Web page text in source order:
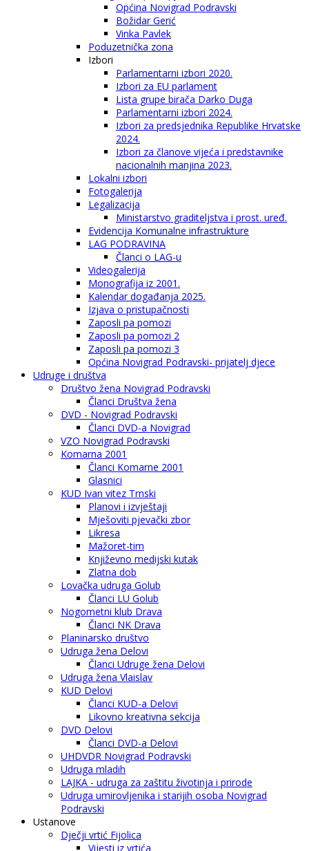
Općina Novigrad Podravski
Božidar Gerić
Vinka Pavlek
Poduzetnička zona
Izbori
Parlamentarni izbori 2020.
Izbori za EU parlament
Lista grupe birača Darko Duga
Parlamentarni izbori 2024.
Izbori za predsjednika Republike Hrvatske
2024.
Izbori za članove vijeća i predstavnike
nacionalnih manjina 2023.
Lokalni izbori
Fotogalerija
Legalizacija
Ministarstvo graditeljstva i prost. uređ.
Evidencija Komunalne infrastrukture
LAG PODRAVINA
Članci o LAG-u
Videogalerija
Monografija iz 2001.
Kalendar događanja 2025.
Izjava o pristupačnosti
Zaposli pa pomozi
Zaposli pa pomozi 2
Zaposli pa pomozi 3
Općina Novigrad Podravski- prijatelj djece
Udruge i društva
Društvo žena Novigrad Podravski
Članci Društva žena
DVD - Novigrad Podravski
Članci DVD-a Novigrad
VZO Novigrad Podravski
Komarna 2001
Članci Komarne 2001
Glasnici
KUD Ivan vitez Trnski
Planovi i izvještaji
Mješoviti pjevački zbor
Likresa
Mažoret-tim
Književno medijski kutak
Zlatna dob
Lovačka udruga Golub
Članci LU Golub
Nogometni klub Drava
Članci NK Drava
Planinarsko društvo
Udruga žena Delovi
Članci Udruge žena Delovi
Udruga žena Vlaislav
KUD Delovi
Članci KUD-a Delovi
Likovno kreativna sekcija
DVD Delovi
Članci DVD-a Delovi
UHDVDR Novigrad Podravski
Udruga mladih
LAJKA - udruga za zaštitu životinja i prirode
Udruga umirovljenika i starijih osoba Novigrad
Podravski
Ustanove
Dječji vrtić Fijolica
Vijesti iz vrtića